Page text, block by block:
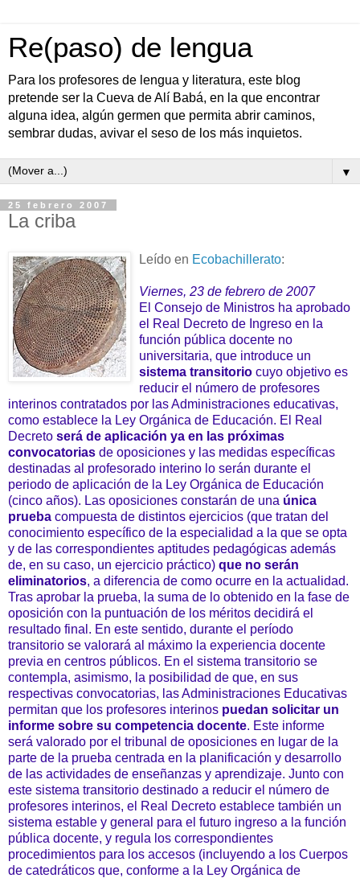
Re(paso) de lengua
Para los profesores de lengua y literatura, este blog
pretende ser la Cueva de Alí Babá, en la que encontrar
alguna idea, algún germen que permita abrir caminos,
sembrar dudas, avivar el seso de los más inquietos.
▼
25 febrero 2007
La criba
Leído en Ecobachillerato:
Viernes, 23 de febrero de 2007
El Consejo de Ministros ha aprobado
el Real Decreto de Ingreso en la
función pública docente no
universitaria, que introduce un
sistema transitorio cuyo objetivo es
reducir el número de profesores
interinos contratados por las Administraciones educativas,
como establece la Ley Orgánica de Educación. El Real
Decreto será de aplicación ya en las próximas
convocatorias de oposiciones y las medidas específicas
destinadas al profesorado interino lo serán durante el
periodo de aplicación de la Ley Orgánica de Educación
(cinco años). Las oposiciones constarán de una única
prueba compuesta de distintos ejercicios (que tratan del
conocimiento específico de la especialidad a la que se opta
y de las correspondientes aptitudes pedagógicas además
de, en su caso, un ejercicio práctico) que no serán
eliminatorios, a diferencia de como ocurre en la actualidad.
Tras aprobar la prueba, la suma de lo obtenido en la fase de
oposición con la puntuación de los méritos decidirá el
resultado final. En este sentido, durante el período
transitorio se valorará al máximo la experiencia docente
previa en centros públicos. En el sistema transitorio se
contempla, asimismo, la posibilidad de que, en sus
respectivas convocatorias, las Administraciones Educativas
permitan que los profesores interinos puedan solicitar un
informe sobre su competencia docente. Este informe
será valorado por el tribunal de oposiciones en lugar de la
parte de la prueba centrada en la planificación y desarrollo
de las actividades de enseñanzas y aprendizaje. Junto con
este sistema transitorio destinado a reducir el número de
profesores interinos, el Real Decreto establece también un
sistema estable y general para el futuro ingreso a la función
pública docente, y regula los correspondientes
procedimientos para los accesos (incluyendo a los Cuerpos
de catedráticos que, conforme a la Ley Orgánica de